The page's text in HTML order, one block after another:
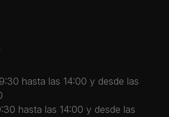
hasta las 14:00 y desde las
hasta las 14:00 y desde las